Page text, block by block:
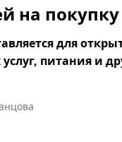
на
для
питания и